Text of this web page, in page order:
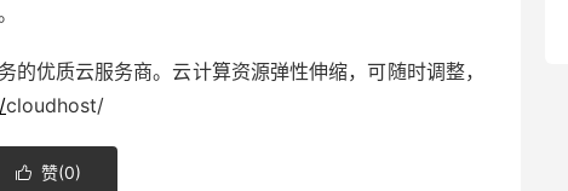
的优质云服务商。云计算资源弹性伸缩，可随时调整，
cloudhost/
 赞(0)